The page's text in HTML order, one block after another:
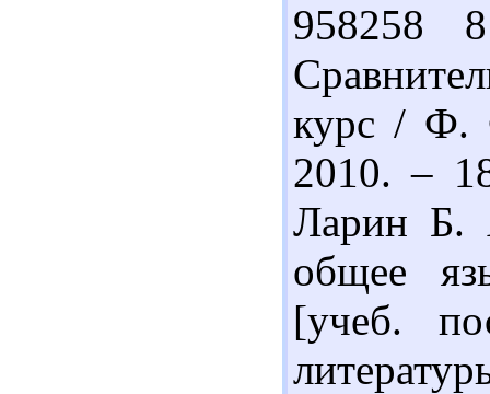
958258
курс / Ф.
2010. –
Ларин Б.
общее
[учеб.